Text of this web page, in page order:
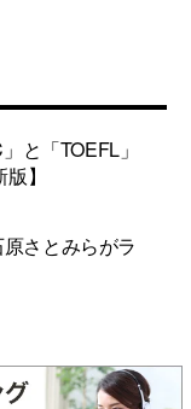
と「TOEFL」
】
さとみらがラ